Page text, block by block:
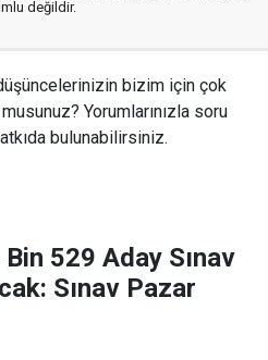
değildir.
bizim için çok
Yorumlarınızla soru
bulunabilirsiniz.
529 Aday Sınav
Sınav Pazar